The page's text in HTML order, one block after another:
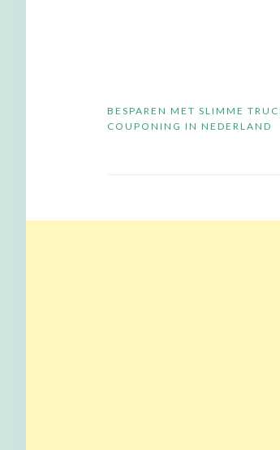
navigatie
BESPAREN MET SLIMME
COUPONING IN NEDERLAND